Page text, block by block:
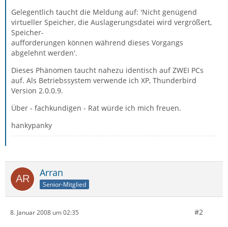
Gelegentlich taucht die Meldung auf: 'Nicht genügend
virtueller Speicher, die Auslagerungsdatei wird vergrößert,
Speicher-
aufforderungen können während dieses Vorgangs
abgelehnt werden'.
Dieses Phänomen taucht nahezu identisch auf ZWEI PCs
auf. Als Betriebssystem verwende ich XP, Thunderbird
Version 2.0.0.9.
Über - fachkundigen - Rat würde ich mich freuen.
hankypanky
Arran
Senior-Mitglied
8. Januar 2008 um 02:35 #2